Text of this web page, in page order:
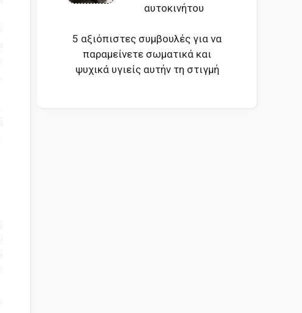
αυτοκινήτου
5 αξιόπιστες συμβουλές για να
παραμείνετε σωματικά και
ψυχικά υγιείς αυτήν τη στιγμή